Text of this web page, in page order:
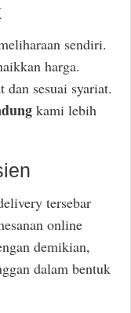
sendiri.
harga.
sesuai syariat.
kami lebih
tersebar
online
demikian,
dalam bentuk